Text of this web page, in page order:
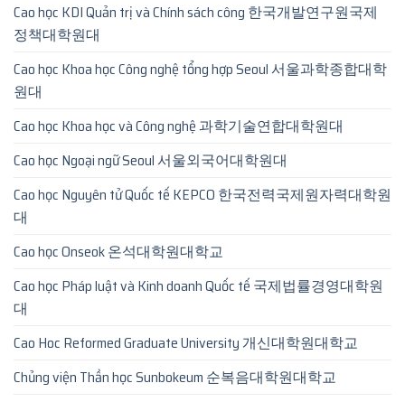
Cao học KDI Quản trị và Chính sách công 한국개발연구원국제
정책대학원대
Cao học Khoa học Công nghệ tổng hợp Seoul 서울과학종합대학
원대
Cao học Khoa học và Công nghệ 과학기술연합대학원대
Cao học Ngoại ngữ Seoul 서울외국어대학원대
Cao học Nguyên tử Quốc tế KEPCO 한국전력국제원자력대학원
대
Cao học Onseok 온석대학원대학교
Cao học Pháp luật và Kinh doanh Quốc tế 국제법률경영대학원
대
Cao Hoc Reformed Graduate University 개신대학원대학교
Chủng viện Thần học Sunbokeum 순복음대학원대학교